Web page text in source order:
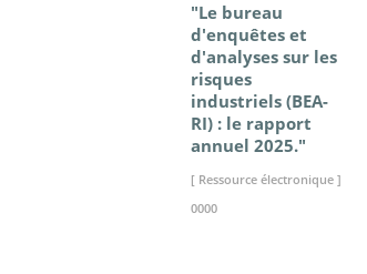
"Le bureau
d'enquêtes et
d'analyses sur les
risques
industriels (BEA-
RI) : le rapport
annuel 2025."
[ Ressource électronique ]
0000